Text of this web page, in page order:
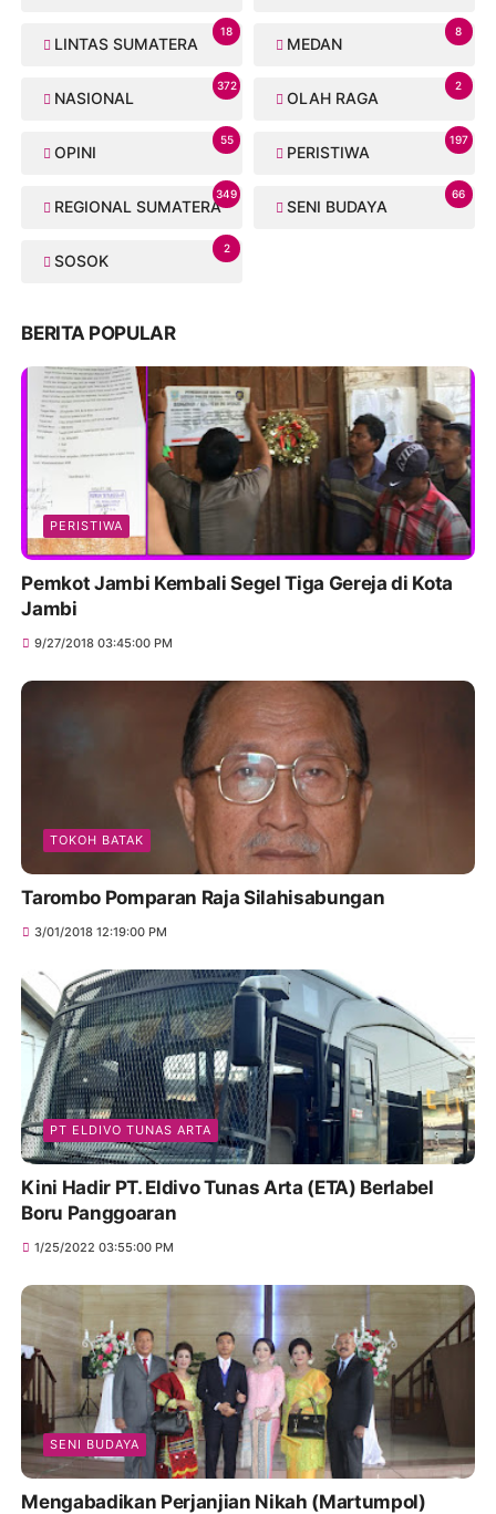
LINTAS SUMATERA
18
MEDAN
8
NASIONAL
372
OLAH RAGA
2
OPINI
55
PERISTIWA
197
REGIONAL SUMATERA
349
SENI BUDAYA
66
SOSOK
2
BERITA POPULAR
PERISTIWA
Pemkot Jambi Kembali Segel Tiga Gereja di Kota
Jambi
9/27/2018 03:45:00 PM
TOKOH BATAK
Tarombo Pomparan Raja Silahisabungan
3/01/2018 12:19:00 PM
PT ELDIVO TUNAS ARTA
Kini Hadir PT. Eldivo Tunas Arta (ETA) Berlabel
Boru Panggoaran
1/25/2022 03:55:00 PM
SENI BUDAYA
Mengabadikan Perjanjian Nikah (Martumpol)